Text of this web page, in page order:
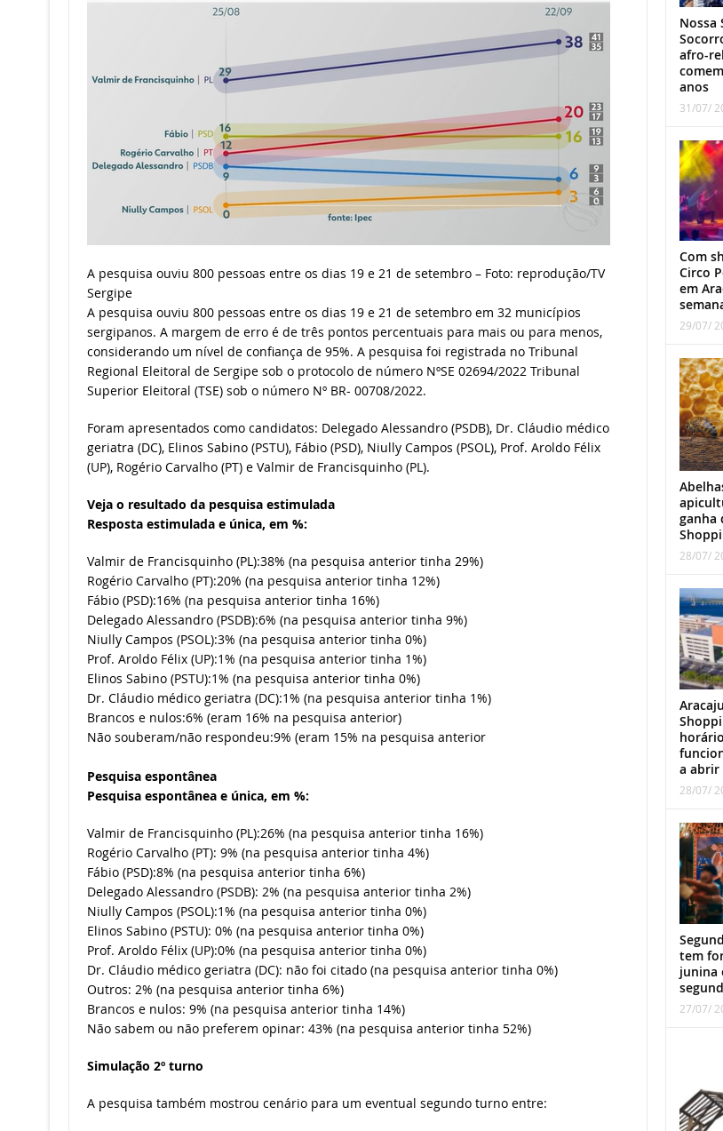
A pesquisa ouviu 800 pessoas entre os dias 19 e 21 de setembro – Foto: reprodução/TV
Sergipe
A pesquisa ouviu 800 pessoas entre os dias 19 e 21 de setembro em 32 municípios
sergipanos. A margem de erro é de três pontos percentuais para mais ou para menos,
considerando um nível de confiança de 95%. A pesquisa foi registrada no Tribunal
Regional Eleitoral de Sergipe sob o protocolo de número NºSE 02694/2022 Tribunal
Superior Eleitoral (TSE) sob o número Nº BR- 00708/2022.
Foram apresentados como candidatos: Delegado Alessandro (PSDB), Dr. Cláudio médico
geriatra (DC), Elinos Sabino (PSTU), Fábio (PSD), Niully Campos (PSOL), Prof. Aroldo Félix
(UP), Rogério Carvalho (PT) e Valmir de Francisquinho (PL).
Veja o resultado da pesquisa estimulada
Resposta estimulada e única, em %:
Valmir de Francisquinho (PL):38% (na pesquisa anterior tinha 29%)
Rogério Carvalho (PT):20% (na pesquisa anterior tinha 12%)
Fábio (PSD):16% (na pesquisa anterior tinha 16%)
Delegado Alessandro (PSDB):6% (na pesquisa anterior tinha 9%)
Niully Campos (PSOL):3% (na pesquisa anterior tinha 0%)
Prof. Aroldo Félix (UP):1% (na pesquisa anterior tinha 1%)
Elinos Sabino (PSTU):1% (na pesquisa anterior tinha 0%)
Dr. Cláudio médico geriatra (DC):1% (na pesquisa anterior tinha 1%)
Brancos e nulos:6% (eram 16% na pesquisa anterior)
Não souberam/não respondeu:9% (eram 15% na pesquisa anterior
Pesquisa espontânea
Pesquisa espontânea e única, em %:
Valmir de Francisquinho (PL):26% (na pesquisa anterior tinha 16%)
Rogério Carvalho (PT): 9% (na pesquisa anterior tinha 4%)
Fábio (PSD):8% (na pesquisa anterior tinha 6%)
Delegado Alessandro (PSDB): 2% (na pesquisa anterior tinha 2%)
Niully Campos (PSOL):1% (na pesquisa anterior tinha 0%)
Elinos Sabino (PSTU): 0% (na pesquisa anterior tinha 0%)
Prof. Aroldo Félix (UP):0% (na pesquisa anterior tinha 0%)
Dr. Cláudio médico geriatra (DC): não foi citado (na pesquisa anterior tinha 0%)
Outros: 2% (na pesquisa anterior tinha 6%)
Brancos e nulos: 9% (na pesquisa anterior tinha 14%)
Não sabem ou não preferem opinar: 43% (na pesquisa anterior tinha 52%)
Simulação 2º turno
A pesquisa também mostrou cenário para um eventual segundo turno entre:
Nossa
afro-
anos
31/07/
Com
Circo
em
29/07/
ganha
28/07/
a abrir
28/07/
tem
junina
27/07/